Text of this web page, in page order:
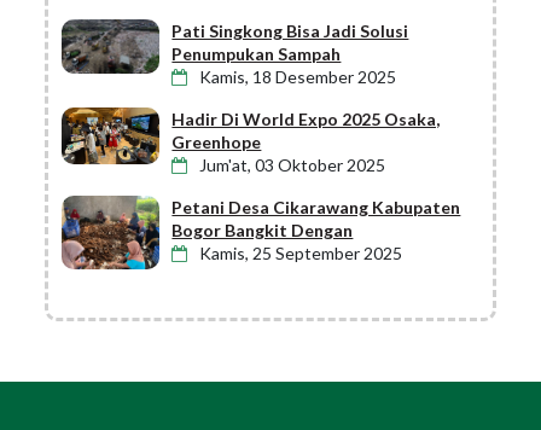
Pati Singkong Bisa Jadi Solusi
Penumpukan Sampah
Kamis, 18 Desember 2025
Hadir Di World Expo 2025 Osaka,
Greenhope
Jum'at, 03 Oktober 2025
Petani Desa Cikarawang Kabupaten
Bogor Bangkit Dengan
Kamis, 25 September 2025